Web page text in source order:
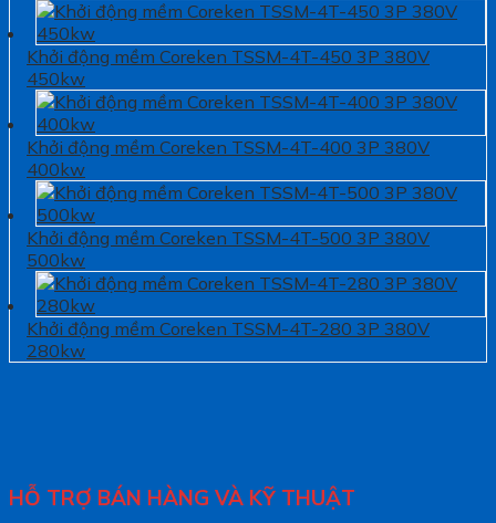
Khởi động mềm Coreken TSSM-4T-450 3P 380V
450kw
Khởi động mềm Coreken TSSM-4T-400 3P 380V
400kw
Khởi động mềm Coreken TSSM-4T-500 3P 380V
500kw
Khởi động mềm Coreken TSSM-4T-280 3P 380V
280kw
HỖ TRỢ BÁN HÀNG VÀ KỸ THUẬT